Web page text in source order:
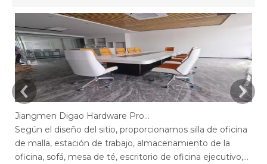
Jiangmen Digao Hardware Products Company
Según el diseño del sitio, proporcionamos silla de oficina
de malla, estación de trabajo, almacenamiento de la
oficina, sofá, mesa de té, escritorio de oficina ejecutivo,